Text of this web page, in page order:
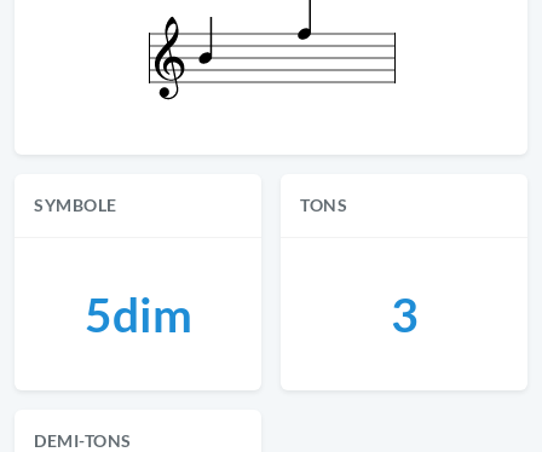
SYMBOLE
5dim
TONS
3
DEMI-TONS